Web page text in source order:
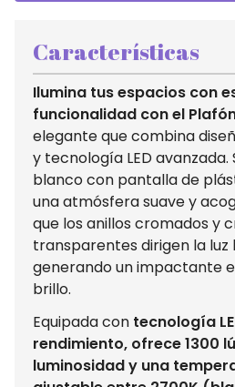
Características
Ilumina tus espacios con
funcionalidad con el Plafón
elegante que combina
y tecnología LED
blanco con pantalla de
una atmósfera suave y
que los anillos cromados y
transparentes dirigen la luz
generando un impactante
brillo.
Equipada con tecnología
rendimiento, ofrece 1300
luminosidad y una